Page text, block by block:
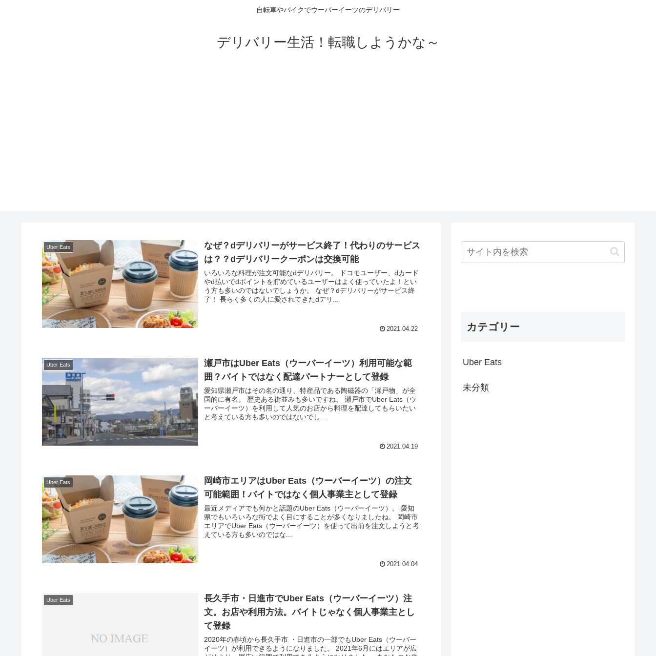
自転車やバイクでウーバーイーツのデリバリー
デリバリー生活！転職しようかな～
Uber Eats
なぜ？dデリバリーがサービス終了！代わりのサービス
は？？dデリバリークーポンは交換可能
いろいろな料理が注文可能なdデリバリー。 ドコモユーザー、dカード
やd払いでdポイントを貯めているユーザーはよく使っていたよ！とい
う方も多いのではないでしょうか。 なぜ？dデリバリーがサービス終
了！ 長らく多くの人に愛されてきたdデリ...
2021.04.22
Uber Eats
瀬戸市はUber Eats（ウーバーイーツ）利用可能な範
囲？バイトではなく配達パートナーとして登録
愛知県瀬戸市はその名の通り、特産品である陶磁器の「瀬戸物」が全
国的に有名。 歴史ある街並みも多いですね。 瀬戸市でUber Eats（ウ
ーバーイーツ）を利用して人気のお店から料理を配達してもらいたい
と考えている方も多いのではないでし...
2021.04.19
Uber Eats
岡崎市エリアはUber Eats（ウーバーイーツ）の注文
可能範囲！バイトではなく個人事業主として登録
最近メディアでも何かと話題のUber Eats（ウーバーイーツ）。 愛知
県でもいろいろな街でよく目にすることが多くなりましたね。 岡崎市
エリアでUber Eats（ウーバーイーツ）を使って出前を注文しようと考
えている方も多いのではな...
2021.04.04
Uber Eats
長久手市・日進市でUber Eats（ウーバーイーツ）注
文。お店や利用方法。バイトじゃなく個人事業主とし
て登録
2020年の春頃から長久手市 ・日進市の一部でもUber Eats（ウーバー
イーツ）が利用できるようになりました。 2021年6月にはエリアが広
カテゴリー
Uber Eats
未分類